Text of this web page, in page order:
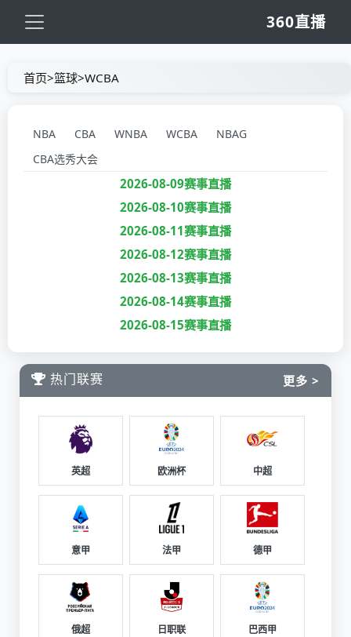
360直播
首页>篮球>WCBA
NBA CBA WNBA WCBA
NBAG
CBA选秀大会
2026-08-09赛事直播
2026-08-10赛事直播
2026-08-11赛事直播
2026-08-12赛事直播
2026-08-13赛事直播
2026-08-14赛事直播
2026-08-15赛事直播
热门联赛 更多 >
英超 欧洲杯 中超
意甲 法甲 德甲
俄超 日职联 巴西甲